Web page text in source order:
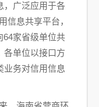
，广泛应用于各
信息共享平台，
64家省级单位共
各单位以接口方
业务对信用信息